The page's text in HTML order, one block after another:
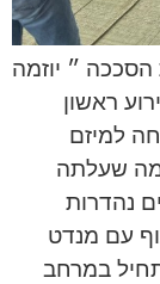
״ יוזמה
ראשון
למיזם
שעלתה
נהדרות
עם מנדט
במרחב